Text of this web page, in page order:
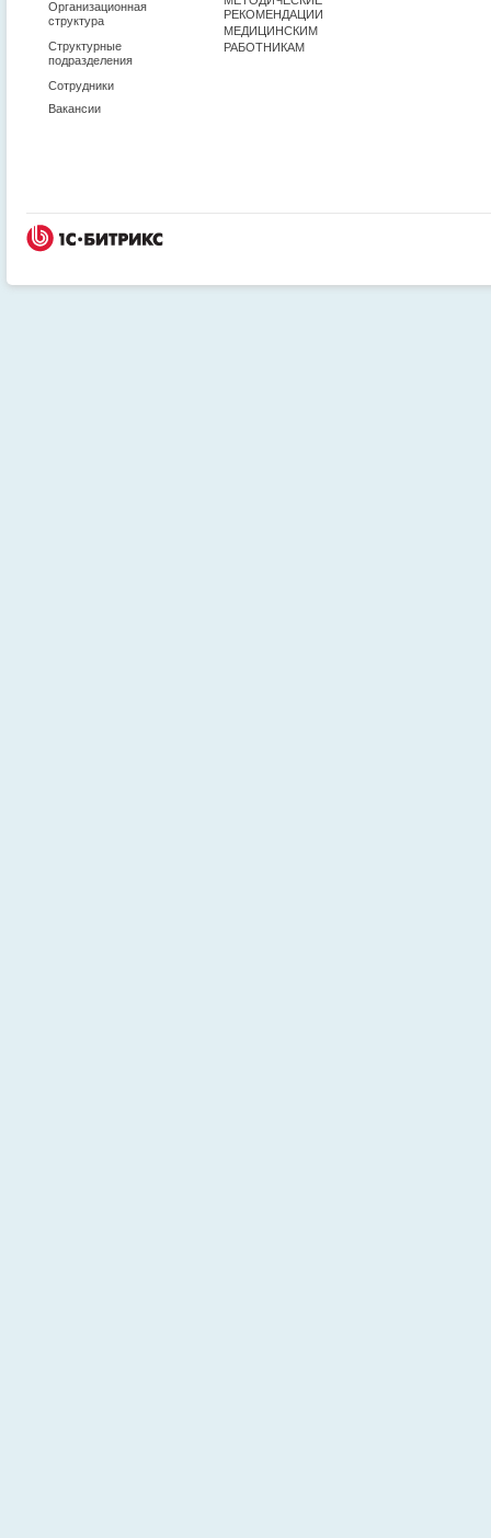
Организационная
структура
Структурные
подразделения
Сотрудники
Вакансии
РЕКОМЕНДАЦИИ
МЕДИЦИНСКИМ
РАБОТНИКАМ